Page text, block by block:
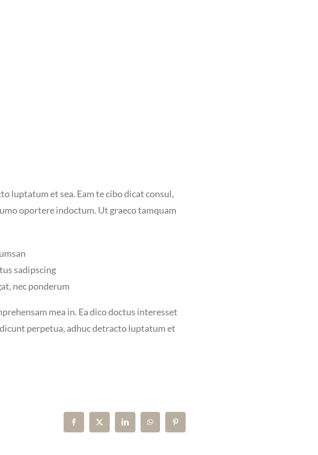
luptatum et sea. Eam te cibo dicat consul,
oportere indoctum. Ut graeco tamquam
sadipscing
nec ponderum
mea in. Ea dico doctus interesset
perpetua, adhuc detracto luptatum et